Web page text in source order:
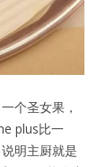
个圣女果，
plus比一
明主厨就是